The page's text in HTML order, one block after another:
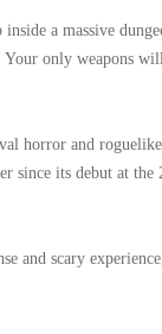
inside a massive
Your only weapons
horror and roguelike
since its debut at the
and scary